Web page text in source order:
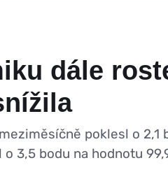
dále
poklesl o 2,1
3,5 bodu na hodnotu